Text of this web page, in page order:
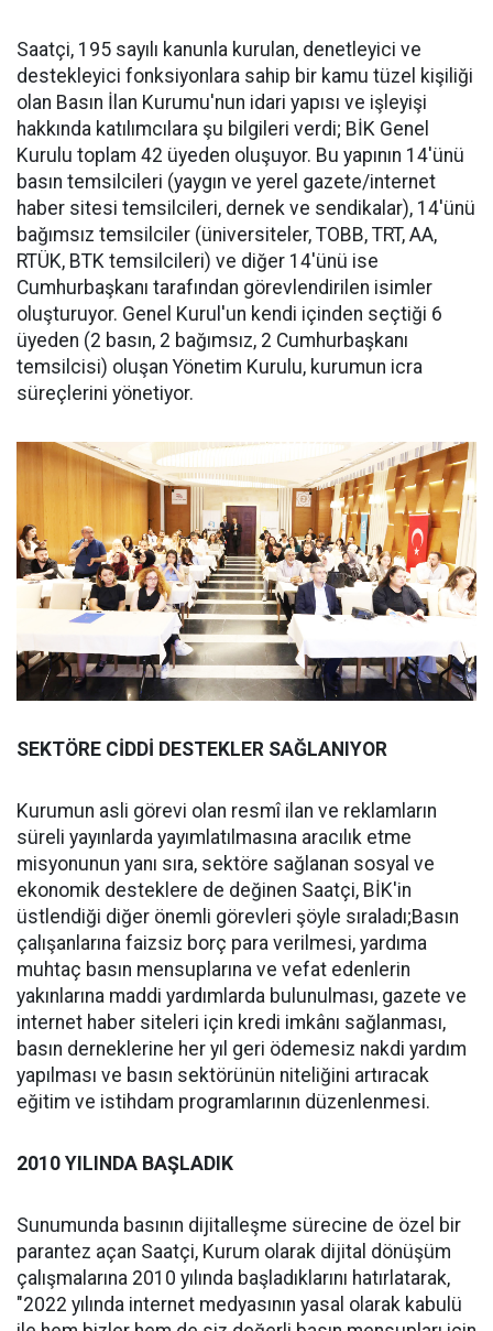
Saatçi, 195 sayılı kanunla kurulan, denetleyici ve
destekleyici fonksiyonlara sahip bir kamu tüzel kişiliği
olan Basın İlan Kurumu'nun idari yapısı ve işleyişi
hakkında katılımcılara şu bilgileri verdi; BİK Genel
Kurulu toplam 42 üyeden oluşuyor. Bu yapının 14'ünü
basın temsilcileri (yaygın ve yerel gazete/internet
haber sitesi temsilcileri, dernek ve sendikalar), 14'ünü
bağımsız temsilciler (üniversiteler, TOBB, TRT, AA,
RTÜK, BTK temsilcileri) ve diğer 14'ünü ise
Cumhurbaşkanı tarafından görevlendirilen isimler
oluşturuyor. Genel Kurul'un kendi içinden seçtiği 6
üyeden (2 basın, 2 bağımsız, 2 Cumhurbaşkanı
temsilcisi) oluşan Yönetim Kurulu, kurumun icra
süreçlerini yönetiyor.
SEKTÖRE CİDDİ DESTEKLER SAĞLANIYOR
Kurumun asli görevi olan resmî ilan ve reklamların
süreli yayınlarda yayımlatılmasına aracılık etme
misyonunun yanı sıra, sektöre sağlanan sosyal ve
ekonomik desteklere de değinen Saatçi, BİK'in
üstlendiği diğer önemli görevleri şöyle sıraladı;Basın
çalışanlarına faizsiz borç para verilmesi, yardıma
muhtaç basın mensuplarına ve vefat edenlerin
yakınlarına maddi yardımlarda bulunulması, gazete ve
internet haber siteleri için kredi imkânı sağlanması,
basın derneklerine her yıl geri ödemesiz nakdi yardım
yapılması ve basın sektörünün niteliğini artıracak
eğitim ve istihdam programlarının düzenlenmesi.
2010 YILINDA BAŞLADIK
Sunumunda basının dijitalleşme sürecine de özel bir
parantez açan Saatçi, Kurum olarak dijital dönüşüm
çalışmalarına 2010 yılında başladıklarını hatırlatarak,
"2022 yılında internet medyasının yasal olarak kabulü